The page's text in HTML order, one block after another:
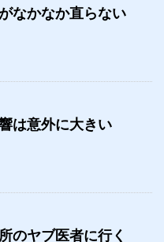
なかなか直らない
は意外に大きい
のヤブ医者に行く